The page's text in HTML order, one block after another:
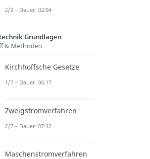
2/2 – Dauer: 02:04
Grundlagen
& Methoden
Kirchhoffsche Gesetze
1/7 – Dauer: 06:17
Zweigstromverfahren
2/7 – Dauer: 07:32
Maschenstromverfahren